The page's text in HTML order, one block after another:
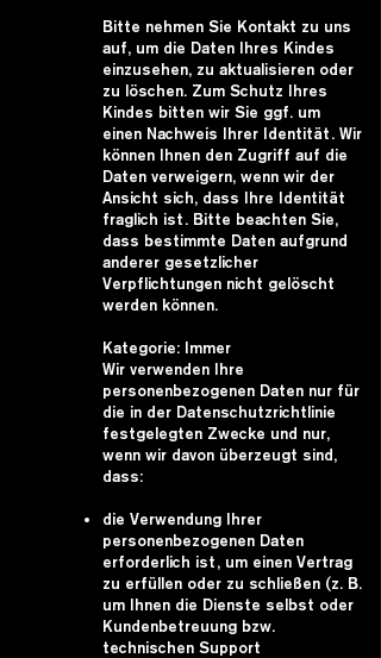
Bitte nehmen Sie Kontakt zu uns
auf, um die Daten Ihres Kindes
einzusehen, zu aktualisieren oder
zu löschen. Zum Schutz Ihres
Kindes bitten wir Sie ggf. um
einen Nachweis Ihrer Identität. Wir
können Ihnen den Zugriff auf die
Daten verweigern, wenn wir der
Ansicht sich, dass Ihre Identität
fraglich ist. Bitte beachten Sie,
dass bestimmte Daten aufgrund
anderer gesetzlicher
Verpflichtungen nicht gelöscht
werden können.
Kategorie: Immer
Wir verwenden Ihre
personenbezogenen Daten nur für
die in der Datenschutzrichtlinie
festgelegten Zwecke und nur,
wenn wir davon überzeugt sind,
dass:
die Verwendung Ihrer
personenbezogenen Daten
erforderlich ist, um einen Vertrag
zu erfüllen oder zu schließen (z. B.
um Ihnen die Dienste selbst oder
Kundenbetreuung bzw.
technischen Support